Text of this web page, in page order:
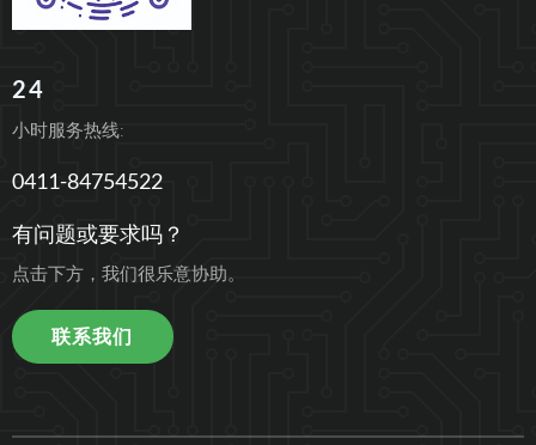
24
小时服务热线:
0411-84754522
有问题或要求吗？
点击下方，我们很乐意协助。
联系我们